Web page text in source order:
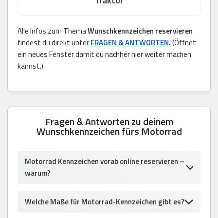
Alle Infos zum ThemaWunschkennzeichen reservieren
findest du direkt unterFRAGEN & ANTWORTEN.(Öffnet
ein neues Fenster damit du nachher hier weiter machen
kannst.)
Fragen & Antworten zu deinem
Wunschkennzeichen fürs Motorrad
Motorrad Kennzeichen vorab online reservieren –
warum?
Welche Maße für Motorrad-Kennzeichen gibt es?